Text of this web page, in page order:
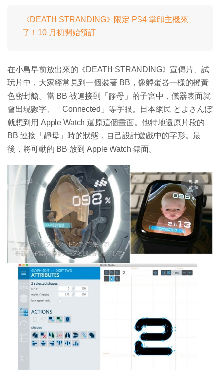
《DEATH STRANDING》限定 PS4 掌印主機來
了！10 月初開始預訂
在小島早前放出來的《DEATH STRANDING》宣傳片、試
玩片中，大家經常見到一個裝著 BB，像孵蛋器一樣的橙黃
色密封艙。當 BB 被連接到「靜母」的子宮中，儀器表面就
會出現數字、「Connected」等字眼。日本網民 とよさんぽ
就想到用 Apple Watch 還原這個畫面。他特地還原片段的
BB 連接「靜母」時的狀態，自己設計遊戲中的字形。最
後，將可動的 BB 放到 Apple Watch 錶面。